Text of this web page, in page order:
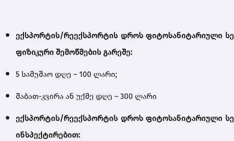
ექსპორტის/რეექსპორტის დროს ფიტოსანიტარიული
ფიზიკური შემოწმების გარეშე:
5 სამუშაო დღე – 100 ლარი;
შაბათ-კვირა ან უქმე დღე – 300 ლარი
ექსპორტის/რეექსპორტის დროს ფიტოსანიტარიული
ინსპექტირებით: